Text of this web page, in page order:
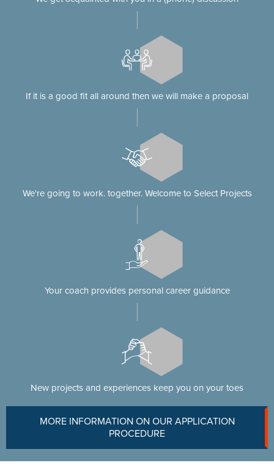
If it is a good fit all around then we will make a proposal
We're going to work. together. Welcome to Select Projects
Your coach provides personal career guidance
New projects and experiences keep you on your toes
MORE INFORMATION ON OUR APPLICATION
PROCEDURE